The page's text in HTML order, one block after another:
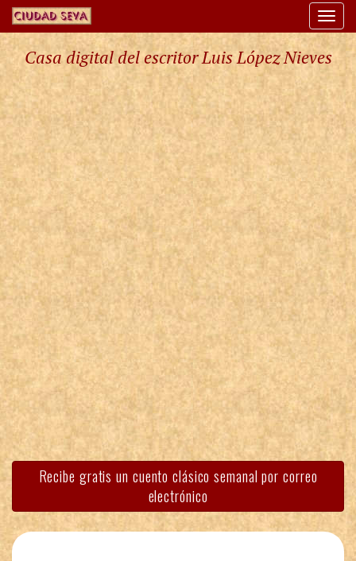
Casa digital del escritor Luis López Nieves
Recibe gratis un cuento clásico semanal por correo
electrónico